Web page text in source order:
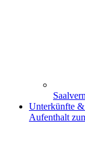
Unterkünfte
Aufenthalt